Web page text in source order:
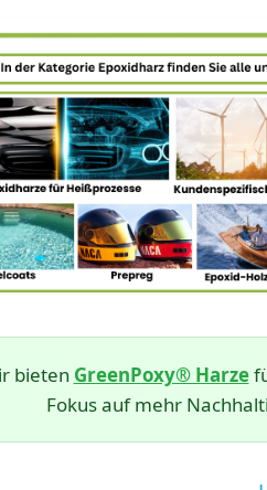
bieten GreenPoxy® Harze
Fokus auf mehr